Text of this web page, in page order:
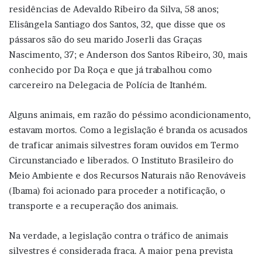
residências de Adevaldo Ribeiro da Silva, 58 anos;
Elisângela Santiago dos Santos, 32, que disse que os
pássaros são do seu marido Joserli das Graças
Nascimento, 37; e Anderson dos Santos Ribeiro, 30, mais
conhecido por Da Roça e que já trabalhou como
carcereiro na Delegacia de Polícia de Itanhém.
Alguns animais, em razão do péssimo acondicionamento,
estavam mortos. Como a legislação é branda os acusados
de traficar animais silvestres foram ouvidos em Termo
Circunstanciado e liberados. O Instituto Brasileiro do
Meio Ambiente e dos Recursos Naturais não Renováveis
(Ibama) foi acionado para proceder a notificação, o
transporte e a recuperação dos animais.
Na verdade, a legislação contra o tráfico de animais
silvestres é considerada fraca. A maior pena prevista